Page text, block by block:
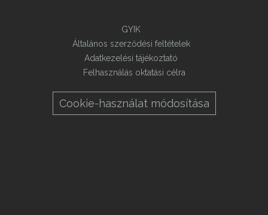
GYIK
Általános szerződési feltételek
Adatkezelési tájékoztató
Felhasználás oktatási célra
Cookie-használat módosítása